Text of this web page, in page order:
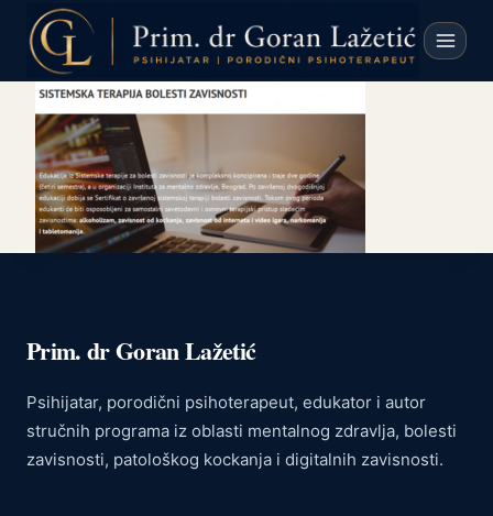
content
Prim. dr Goran Lažetić
Psihijatar, porodični psihoterapeut, edukator i autor
stručnih programa iz oblasti mentalnog zdravlja, bolesti
zavisnosti, patološkog kockanja i digitalnih zavisnosti.